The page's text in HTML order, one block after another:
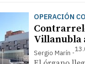
OPERACIÓN
Villanubla
Sergio Marín